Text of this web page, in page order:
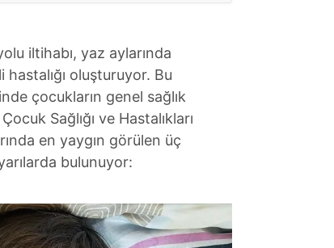
iltihabı, yaz aylarında
oluşturuyor. Bu
çocukların genel sağlık
Sağlığı ve Hastalıkları
en yaygın görülen üç
bulunuyor: